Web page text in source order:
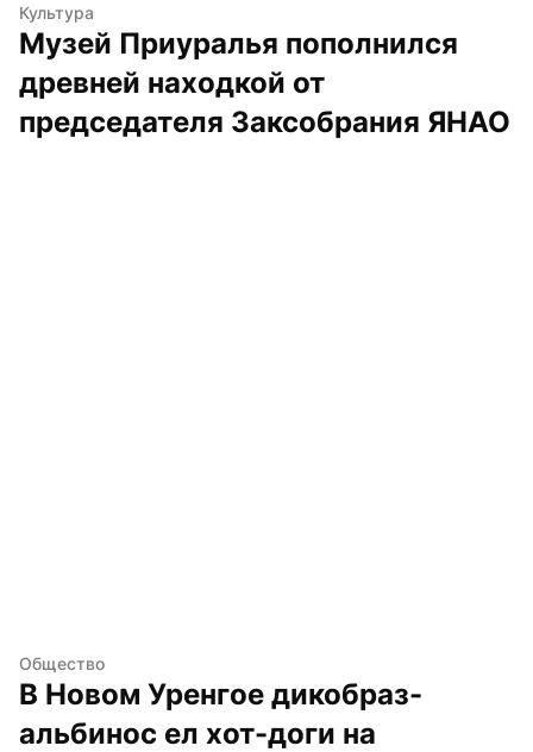
Культура
Музей Приуралья пополнился
древней находкой от
председателя Заксобрания ЯНАО
Общество
В Новом Уренгое дикобраз-
альбинос ел хот-доги на